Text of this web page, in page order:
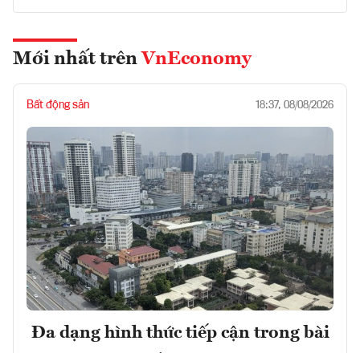
Mới nhất trên VnEconomy
Bất động sản 18:37, 08/08/2026
Đa dạng hình thức tiếp cận trong bài